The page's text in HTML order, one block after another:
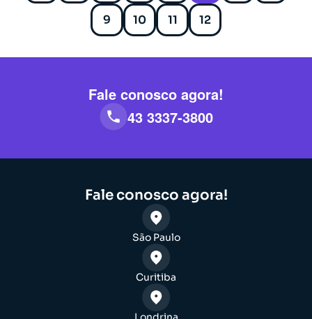
9 10 11 12
Fale conosco agora!
43 3337-3800
Fale conosco agora!
São Paulo
Curitiba